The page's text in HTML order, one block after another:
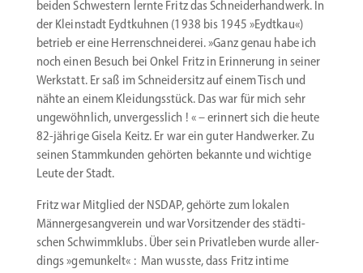
beiden Schwestern lernte Fritz das Schnei­der­handwerk. In
der Klein­stadt Eydtkuhnen (1938 bis 1945 »Eydtkau«)
betrieb er eine Herren­schnei­derei. »Ganz genau habe ich
noch einen Besuch bei Onkel Fritz in Erinnerung in seiner
Werkstatt. Er saß im Schnei­dersitz auf einem Tisch und
nähte an einem Kleidungs­stück. Das war für mich sehr
ungewöhnlich, unver­gesslich ! « – erinnert sich die heute
82-jährige Gisela Keitz. Er war ein guter Handwerker. Zu
seinen Stamm­kunden gehörten bekannte und wichtige
Leute der Stadt.
Fritz war Mitglied der NSDAP, gehörte zum lokalen
Männer­ge­sang­verein und war Vorsit­zender des städti­
schen Schwimm­klubs. Über sein Privat­leben wurde aller­
dings »gemunkelt« : Man wusste, dass Fritz intime